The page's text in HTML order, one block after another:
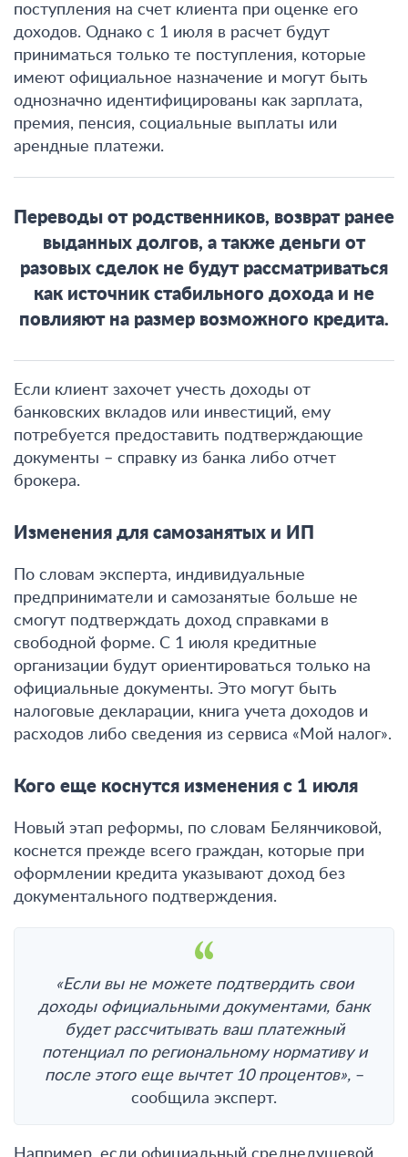
поступления на счет клиента при оценке его
доходов. Однако с 1 июля в расчет будут
приниматься только те поступления, которые
имеют официальное назначение и могут быть
однозначно идентифицированы как зарплата,
премия, пенсия, социальные выплаты или
арендные платежи.
Переводы от родственников, возврат ранее
выданных долгов, а также деньги от
разовых сделок не будут рассматриваться
как источник стабильного дохода и не
повлияют на размер возможного кредита.
Если клиент захочет учесть доходы от
банковских вкладов или инвестиций, ему
потребуется предоставить подтверждающие
документы – справку из банка либо отчет
брокера.
Изменения для самозанятых и ИП
По словам эксперта, индивидуальные
предприниматели и самозанятые больше не
смогут подтверждать доход справками в
свободной форме. С 1 июля кредитные
организации будут ориентироваться только на
официальные документы. Это могут быть
налоговые декларации, книга учета доходов и
расходов либо сведения из сервиса «Мой налог».
Кого еще коснутся изменения с 1 июля
Новый этап реформы, по словам Белянчиковой,
коснется прежде всего граждан, которые при
оформлении кредита указывают доход без
документального подтверждения.
«Если вы не можете подтвердить свои
доходы официальными документами, банк
будет рассчитывать ваш платежный
потенциал по региональному нормативу и
после этого еще вычтет 10 процентов»,–
сообщила эксперт.